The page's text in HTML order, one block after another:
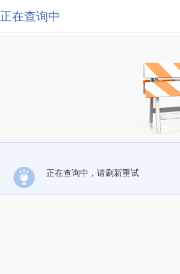
正在查询中
正在查询中，请刷新重试